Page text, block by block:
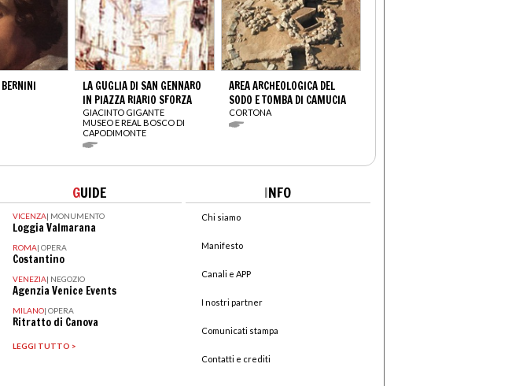
LA GUGLIA DI SAN GENNARO
IN PIAZZA RIARIO SFORZA
GIACINTO GIGANTE
MUSEO E REAL BOSCO DI
CAPODIMONTE
AREA ARCHEOLOGICA DEL
SODO E TOMBA DI CAMUCIA
CORTONA
GUIDE
VICENZA| MONUMENTO
Loggia Valmarana
ROMA| OPERA
Costantino
VENEZIA| NEGOZIO
Agenzia Venice Events
MILANO| OPERA
Ritratto di Canova
LEGGI TUTTO >
INFO
Chi siamo
Manifesto
Canali e APP
I nostri partner
Comunicati stampa
Contatti e crediti